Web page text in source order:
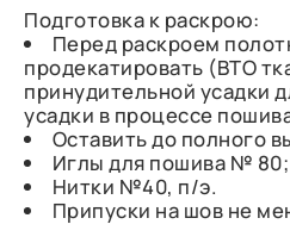
Подготовка к раскрою:
Перед раскроем
продекатировать (ВТО
принудительной усадки
усадки в процессе
Оставить до полного
Иглы для пошива № 80;
Нитки №40, п/э.
Припуски на шов не